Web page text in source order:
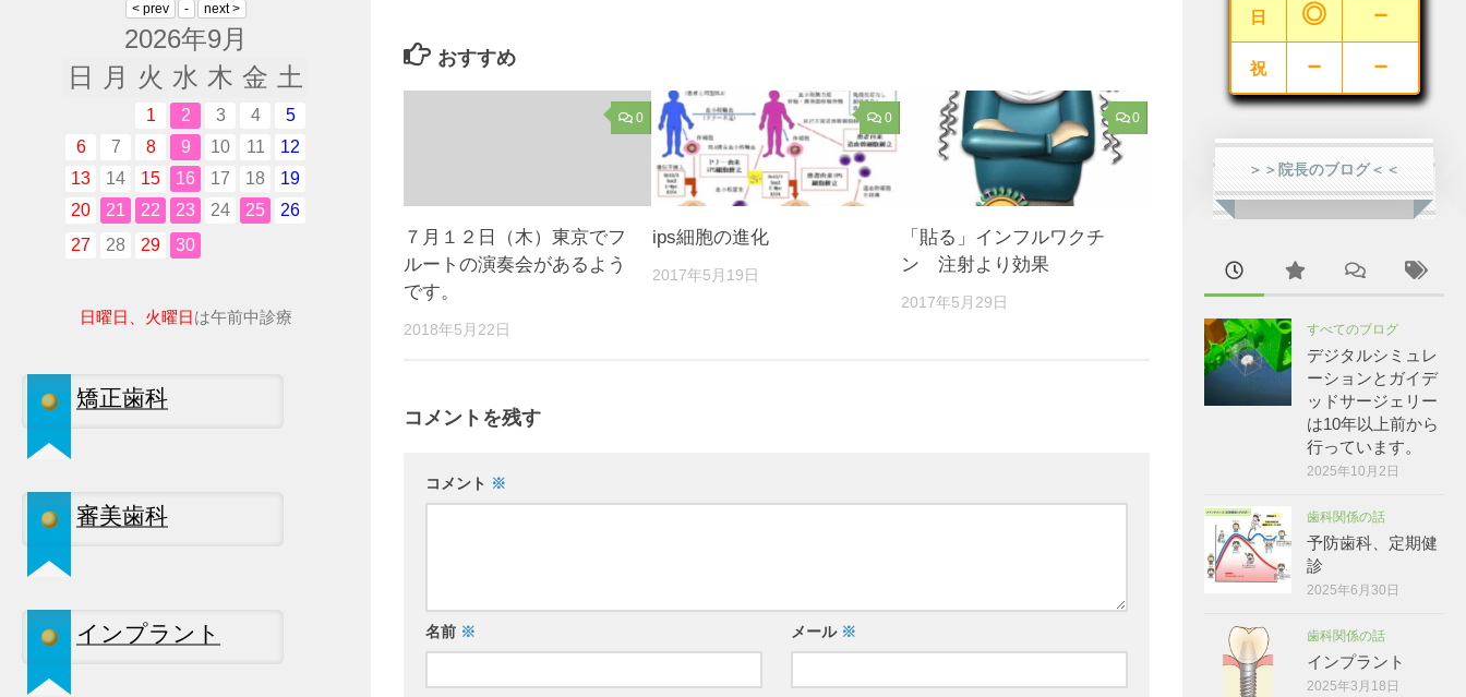
おすすめ
0
７月１２日（木）東京でフ
ルートの演奏会があるよう
です。
2018年5月22日
0
ips細胞の進化
2017年5月19日
0
「貼る」インフルワクチ
ン 注射より効果
2017年5月29日
コメントを残す
コメント ※
名前 ※ メール ※
2026年9月
日
月 火 水 木 金 土
1 2 3 4
5
6
7 8 9 10 11
12
13
14 15 16 17 18
19
20
21 22 23 24 25
26
27
28 29 30
日曜日、火曜日は午前中診療
矯正歯科
審美歯科
インプラント
日 ◎ －
祝 － －
＞＞院長のブログ＜＜
すべてのブログ
デジタルシミュレ
ーションとガイデ
ッドサージェリー
は10年以上前から
行っています。
2025年10月2日
歯科関係の話
予防歯科、定期健
診
2025年6月30日
歯科関係の話
インプラント
2025年3月18日